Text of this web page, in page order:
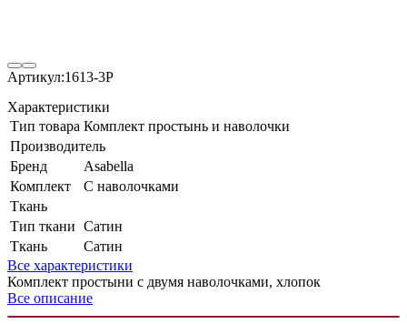
Артикул:1613-3P
Характеристики
Тип товара Комплект простынь и наволочки
Производитель
Бренд
Asabella
Комплект
С наволочками
Ткань
Тип ткани Сатин
Ткань
Сатин
Все характеристики
Комплект простыни с двумя наволочками, хлопок
Все описание